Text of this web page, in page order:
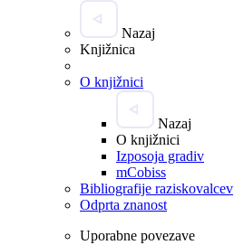
Nazaj
Knjižnica
O knjižnici
Nazaj
O knjižnici
Izposoja gradiv
mCobiss
Bibliografije raziskovalcev
Odprta znanost
Uporabne povezave